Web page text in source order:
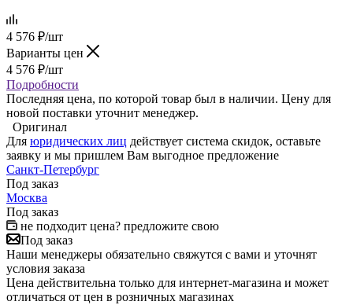
4 576 ₽/шт
Варианты цен
4 576 ₽/шт
Подробности
Последняя цена, по которой товар был в наличии. Цену для
новой поставки уточнит менеджер.
Оригинал
Для юридических лиц действует система скидок, оставьте
заявку и мы пришлем Вам выгодное предложение
Санкт-Петербург
Под заказ
Москва
Под заказ
не подходит цена? предложите свою
Под заказ
Наши менеджеры обязательно свяжутся с вами и уточнят
условия заказа
Цена действительна только для интернет-магазина и может
отличаться от цен в розничных магазинах